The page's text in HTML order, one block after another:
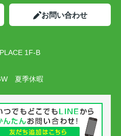
お問い合わせ
1F-B
夏季休暇